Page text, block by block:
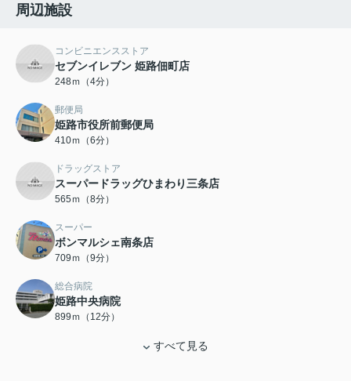
周辺施設
コンビニエンスストア
セブンイレブン 姫路佃町店
248ｍ（4分）
郵便局
姫路市役所前郵便局
410ｍ（6分）
ドラッグストア
スーパードラッグひまわり三条店
565ｍ（8分）
スーパー
ボンマルシェ南条店
709ｍ（9分）
総合病院
姫路中央病院
899ｍ（12分）
すべて見る